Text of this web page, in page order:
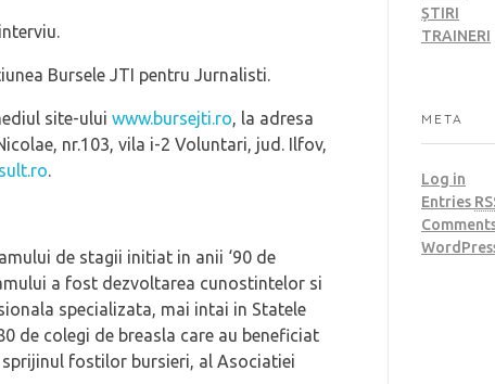
Bursele JTI pentru Jurnalisti.
site-ului www.bursejti.ro, la adresa
nr.103, vila i-2 Voluntari, jud. Ilfov,
.
de stagii initiat in anii ‘90 de
a fost dezvoltarea cunostintelor si
specializata, mai intai in Statele
de colegi de breasla care au beneficiat
fostilor bursieri, al Asociatiei
ȘTIRI
TRAINERI
META
Log in
Entries